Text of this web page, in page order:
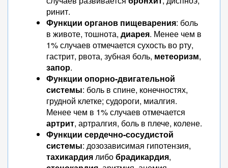
ринит.
Функции органов пищеварения: боль
в животе, тошнота, диарея. Менее чем в
1% случаев отмечается сухость во рту,
гастрит, рвота, зубная боль, метеоризм,
запор.
Функции опорно-двигательной
системы: боль в спине, конечностях,
грудной клетке; судороги, миалгия.
Менее чем в 1% случаев отмечается
артрит, артралгия, боль в плече, колене.
Функции сердечно-сосудистой
системы: дозозависимая гипотензия,
тахикардиялибобрадикардия,